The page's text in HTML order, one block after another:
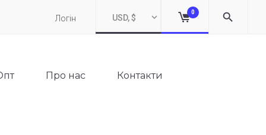
Логін USD, $
0
Про нас Контакти